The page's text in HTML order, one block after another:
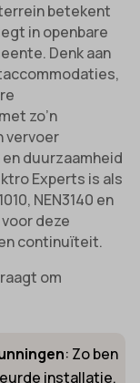
betekent
in openbare
Denk aan
zo’n
vervoer
duurzaamheid
Experts is als
NEN3140 en
deze
continuïteit.
om
: Zo ben
installatie.